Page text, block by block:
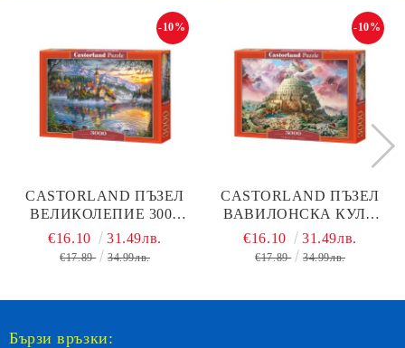
CASTORLAND ПЪЗЕЛ
ВЕЛИКОЛЕПИЕ 3000
ЧАСТИ 300495
-10%
€16.10 31.49лв.
€17.89 34.99лв.
CASTORLAND ПЪЗЕЛ
ВАВИЛОНСКА КУЛА
3000 ЧАСТИ 300563
-10%
€16.10 31.49лв.
€17.89 34.99лв.
Бързи връзки: